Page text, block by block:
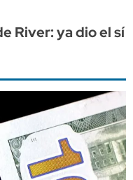
River: ya dio el sí